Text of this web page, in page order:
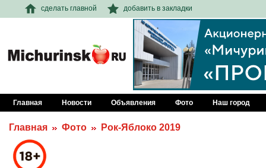
сделать главной добавить в закладки
Главная Новости Объявления Фото Наш город
Главная Фото Рок-Яблоко 2019